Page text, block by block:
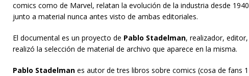
comics como de Marvel, relatan la evolución de la industria desde
junto a material nunca antes visto de ambas editoriales.
El documental es un proyecto de Pablo Stadelman, realizador,
realizó la selección de material de archivo que aparece en la misma.
Pablo Stadelman es autor de tres libros sobre comics (cosa de fans